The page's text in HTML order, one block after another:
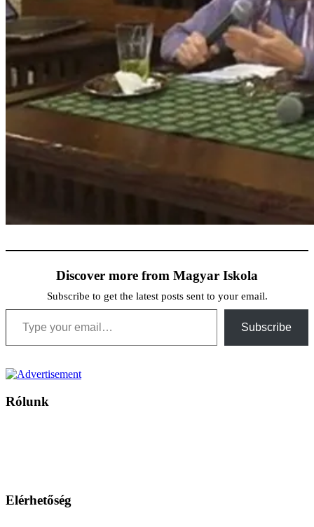
Discover more from Magyar Iskola
Subscribe to get the latest posts sent to your email.
Type your email…
Subscribe
Rólunk
Elérhetőség